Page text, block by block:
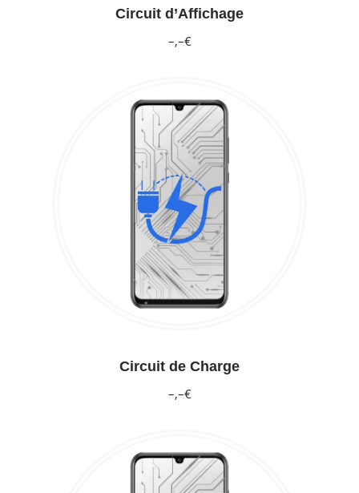
Circuit d’Affichage
–,–€
Circuit de Charge
–,–€